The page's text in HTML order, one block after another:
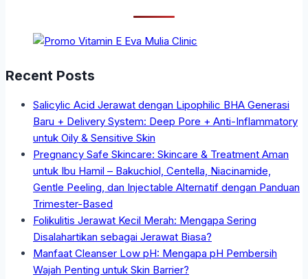
Recent Posts
Salicylic Acid Jerawat dengan Lipophilic BHA Generasi
Baru + Delivery System: Deep Pore + Anti-Inflammatory
untuk Oily & Sensitive Skin
Pregnancy Safe Skincare: Skincare & Treatment Aman
untuk Ibu Hamil – Bakuchiol, Centella, Niacinamide,
Gentle Peeling, dan Injectable Alternatif dengan Panduan
Trimester-Based
Folikulitis Jerawat Kecil Merah: Mengapa Sering
Disalahartikan sebagai Jerawat Biasa?
Manfaat Cleanser Low pH: Mengapa pH Pembersih
Wajah Penting untuk Skin Barrier?